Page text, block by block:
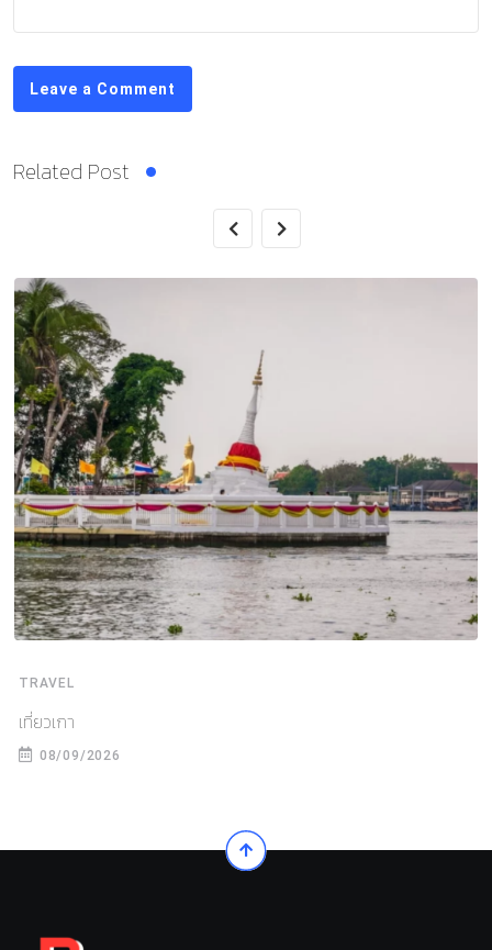
Leave a Comment
Related Post
TRAVEL
เที่ยวเกา
08/09/2026